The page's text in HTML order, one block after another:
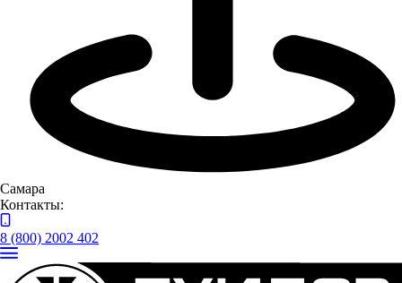
Самара
Контакты:
8 (800) 2002 402
Автобусы